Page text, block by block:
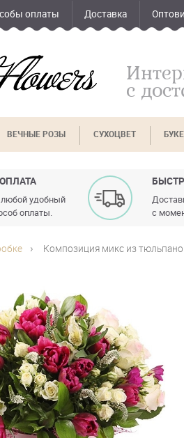
оплаты Доставка
с
ВЕЧНЫЕ РОЗЫ СУХОЦВЕТ
удобный
оплаты.
с
Композиция микс из